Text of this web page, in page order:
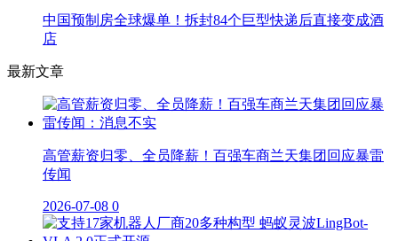
中国预制房全球爆单！拆封84个巨型快递后直接变成酒
店
最新文章
高管薪资归零、全员降薪！百强车商兰天集团回应暴雷
传闻
2026-07-08 0